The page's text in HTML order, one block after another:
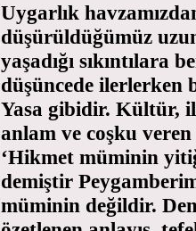
Uygarlık
düşürüldüğümüz
yaşadığı sıkıntılara
düşüncede ilerlerken
Yasa gibidir. Kültür,
anlam ve coşku
‘Hikmet müminin
demiştir
müminin değildir.